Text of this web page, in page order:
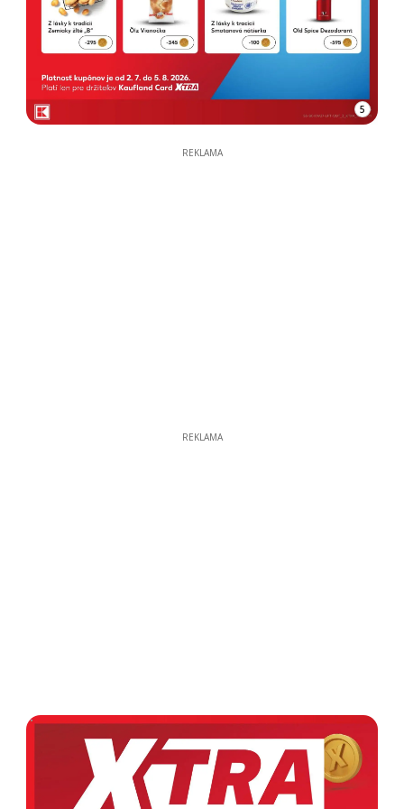
5
REKLAMA
REKLAMA